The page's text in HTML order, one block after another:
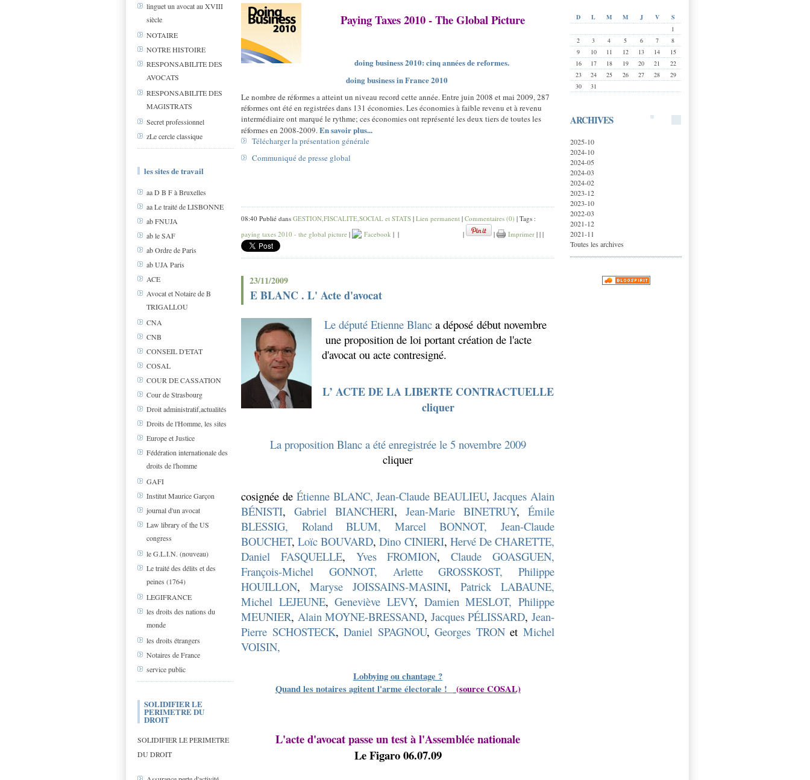
linguet un avocat au XVIII
siècle
NOTAIRE
NOTRE HISTOIRE
RESPONSABILITE DES
AVOCATS
RESPONSABILITE DES
MAGISTRATS
Secret professionnel
zLe cercle classique
les sites de travail
aa D B F à Bruxelles
aa Le traité de LISBONNE
ab FNUJA
ab le SAF
ab Ordre de Paris
ab UJA Paris
ACE
Avocat et Notaire de B
TRIGALLOU
CNA
CNB
CONSEIL D'ETAT
COSAL
COUR DE CASSATION
Cour de Strasbourg
Droit administratif,actualités
Droits de l'Homme, les sites
Europe et Justice
Fédération internationale des
droits de l'homme
GAFI
Institut Maurice Garçon
journal d'un avocat
Law library of the US
congress
le G.L.I.N. (nouveau)
Le traité des délits et des
peines (1764)
LEGIFRANCE
les droits des nations du
monde
les droits étrangers
Notaires de France
service public
SOLIDIFIER LE
PERIMETRE DU
DROIT
SOLIDIFIER LE PERIMETRE
DU DROIT
D L M M J V
S
1
2
3 4 5 6 7
8
9
10 11 12 13 14
15
16
17 18 19 20 21
22
23
24 25 26 27 28
29
30
31
ARCHIVES
2025-10
2024-10
2024-05
2024-03
2024-02
2023-12
2023-10
2022-03
2021-12
2021-11
Toutes les archives
Paying Taxes 2010 - The Global Picture
doing business 2010: cinq années de reformes.
doing business in France 2010
Le nombre de réformes a atteint un niveau record cette année. Entre juin 2008 et mai 2009, 287
réformes ont été en registrées dans 131 économies. Les économies à faible revenu et à revenu
intermédiaire ont marqué le rythme; ces économies ont représenté les deux tiers de toutes les
réformes en 2008-2009.En savoir plus...
Télécharger la présentation générale
Communiqué de presse global
08:40 Publié dans GESTION,FISCALITE,SOCIAL et STATS | Lien permanent | Commentaires (0) | Tags :
paying taxes 2010 - the global picture | Facebook | | | | Imprimer | | |
23/11/2009
E BLANC . L' Acte d'avocat
Le député Etienne Blanca déposé début novembre
une proposition de loi portant création de l'acte
d'avocat ou acte contresigné.
L’ ACTE DE LA LIBERTE CONTRACTUELLE
cliquer
La proposition Blanc a été enregistrée le 5 novembre 2009
cliquer
cosignée de Étienne BLANC, Jean-Claude BEAULIEU,Jacques Alain
BÉNISTI, Gabriel BIANCHERI, Jean-Marie BINETRUY, Émile
BLESSIG,
Roland BLUM, Marcel BONNOT,
Jean-Claude
BOUCHET,Loïc BOUVARD,Dino CINIERI, Hervé De CHARETTE,
Daniel FASQUELLE, Yves FROMION,Claude GOASGUEN,
François-Michel GONNOT,
Arlette GROSSKOST,
Philippe
HOUILLON, Maryse JOISSAINS-MASINI, Patrick LABAUNE,
Michel LEJEUNE,Geneviève LEVY, Damien MESLOT, Philippe
MEUNIER, Alain MOYNE-BRESSAND, Jacques PÉLISSARD,Jean-
Pierre SCHOSTECK,Daniel SPAGNOU,Georges TRONetMichel
VOISIN,
Lobbying ou chantage ?
Quand les notaires agitent l'arme électorale !
(source COSAL)
L'acte d'avocat passe un test à l'Assemblée nationale
Le Figaro 06.07.09